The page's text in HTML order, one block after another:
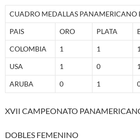
CUADRO MEDALLAS PANAMERICANO
PAIS ORO PLATA
COLOMBIA 1 1 1
USA 1 0 1
ARUBA 0 1
XVII CAMPEONATO
DOBLES FEMENINO